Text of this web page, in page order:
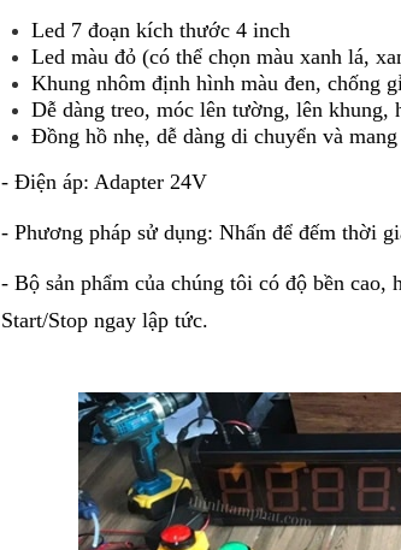
Led 7 đoạn kích thước 4 inch
Led màu đỏ (có thể chọn màu xanh lá,
Khung nhôm định hình màu đen, chống
Dễ dàng treo, móc lên tường, lên khung,
Đồng hồ nhẹ, dễ dàng di chuyển và
- Điện áp: Adapter 24V
- Phương pháp sử dụng: Nhấn để đếm thời
- Bộ sản phẩm của chúng tôi có độ bền
Start/Stop ngay lập tức.